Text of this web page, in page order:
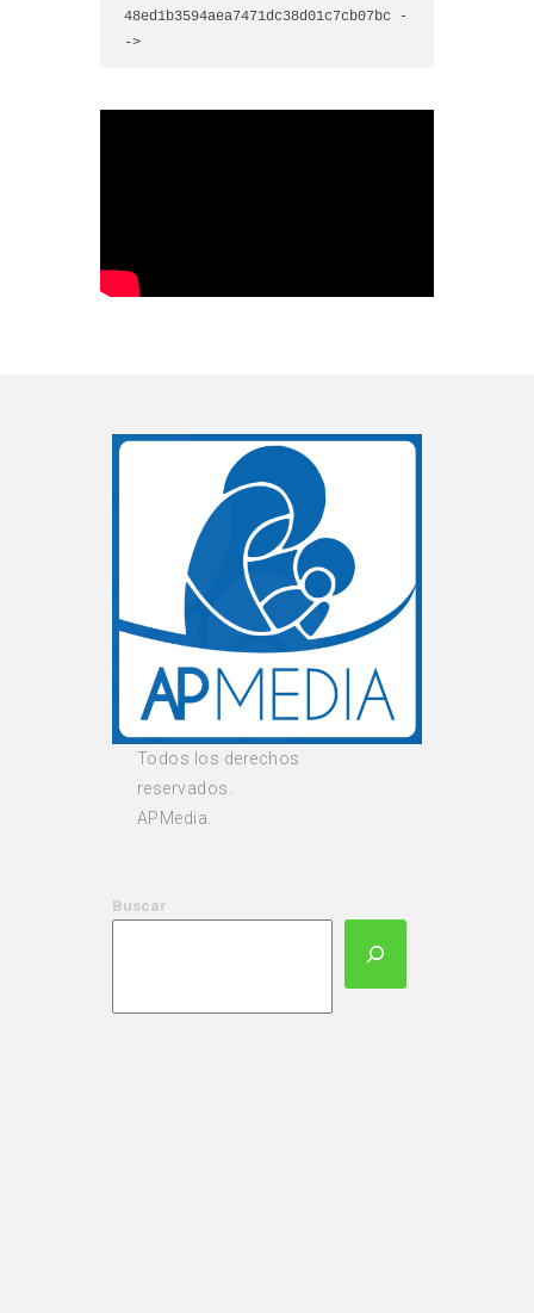
48ed1b3594aea7471dc38d01c7cb07bc -
->
Todos los derechos
reservados.
APMedia.
Buscar